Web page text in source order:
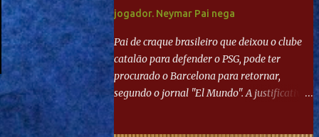
jogador. Neymar Pai nega
Pai de craque brasileiro que deixou o clube
catalão para defender o PSG, pode ter
procurado o Barcelona para retornar,
segundo o jornal "El Mundo". A justificativa